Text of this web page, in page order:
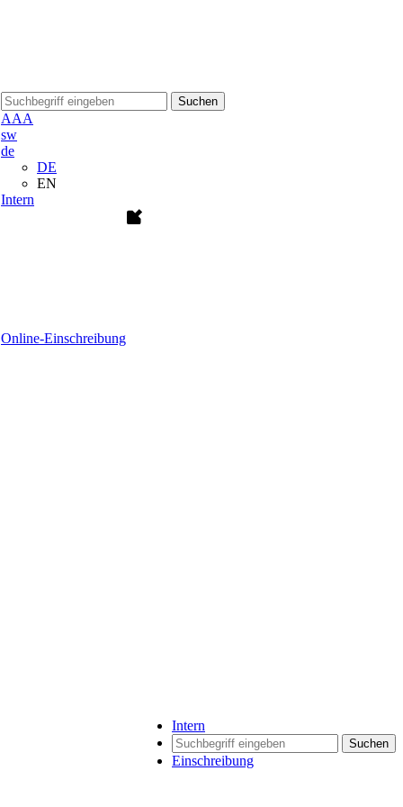
Suchen
AAA
sw
de
DE
EN
Intern
Online-Einschreibung
Intern
Suchen
Einschreibung